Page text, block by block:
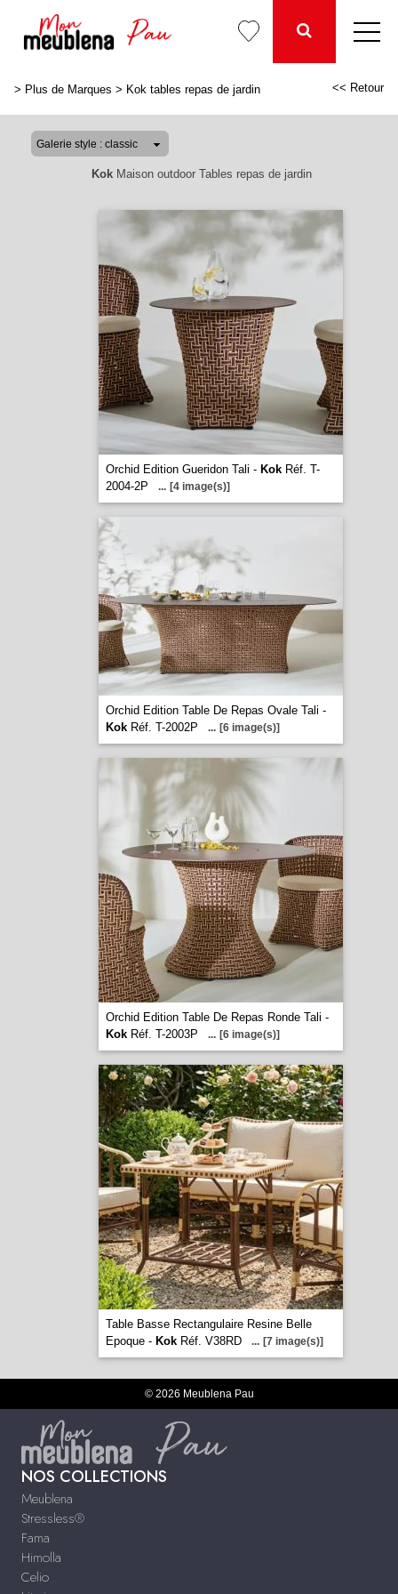
> Plus de Marques > Kok tables repas de jardin << Retour
KokMaison outdoor Tables repas de jardin
Orchid Edition Gueridon Tali - KokRéf. T-
2004-2P
... [4 image(s)]
Orchid Edition Table De Repas Ovale Tali -
KokRéf. T-2002P ... [6 image(s)]
Orchid Edition Table De Repas Ronde Tali -
KokRéf. T-2003P ... [6 image(s)]
Table Basse Rectangulaire Resine Belle
Epoque - KokRéf. V38RD ... [7 image(s)]
© 2026 Meublena Pau
NOS COLLECTIONS
Meublena
Stressless®
Fama
Himolla
Celio